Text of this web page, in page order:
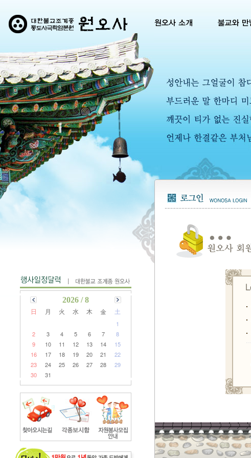
2026 / 8
日 月 火 水 木 金 土
1
2
3 4 5 6 7
8
9
10 11 12 13 14
15
16
17 18 19 20 21
22
23
24 25 26 27 28
29
30
31